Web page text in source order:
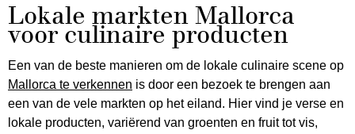
Lokale markten Mallorca
voor culinaire producten
Een van de beste manieren om de lokale culinaire scene op
Mallorca te verkennen is door een bezoek te brengen aan
een van de vele markten op het eiland. Hier vind je verse en
lokale producten, variërend van groenten en fruit tot vis,